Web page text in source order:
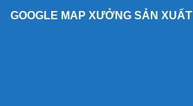
GOOGLE MAP XƯỞNG SẢN XUẤT